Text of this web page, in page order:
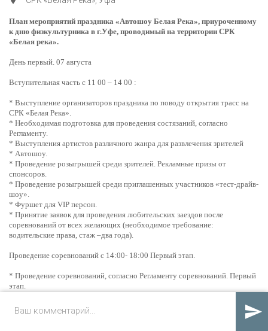
План мероприятий праздника «Автошоу Белая Река», приуроченному
к дню физкультурника в г.Уфе, проводимый на территории СРК
«Белая река».
День первый. 07 августа
Вступительная часть с 11 00 – 14 00 :
* Выступление организаторов праздника по поводу открытия трасс на
СРК «Белая Река».
* Необходимая подготовка для проведения состязаний, согласно
Регламенту.
* Выступления артистов различного жанра для развлечения зрителей
* Автошоу.
* Проведение розыгрышей среди зрителей. Рекламные призы от
спонсоров.
* Проведение розыгрышей среди приглашенных участников «тест-драйв-
шоу».
* Фуршет для VIP персон.
* Принятие заявок для проведения любительских заездов после
соревнований от всех желающих (необходимое требование:
водительские права, стаж –два года).
Проведение соревнований с 14:00- 18:00 Первый этап.
* Проведение соревнований, согласно Регламенту соревнований. Первый
этап.
Продолжение праздника с18 00 до 24 00 